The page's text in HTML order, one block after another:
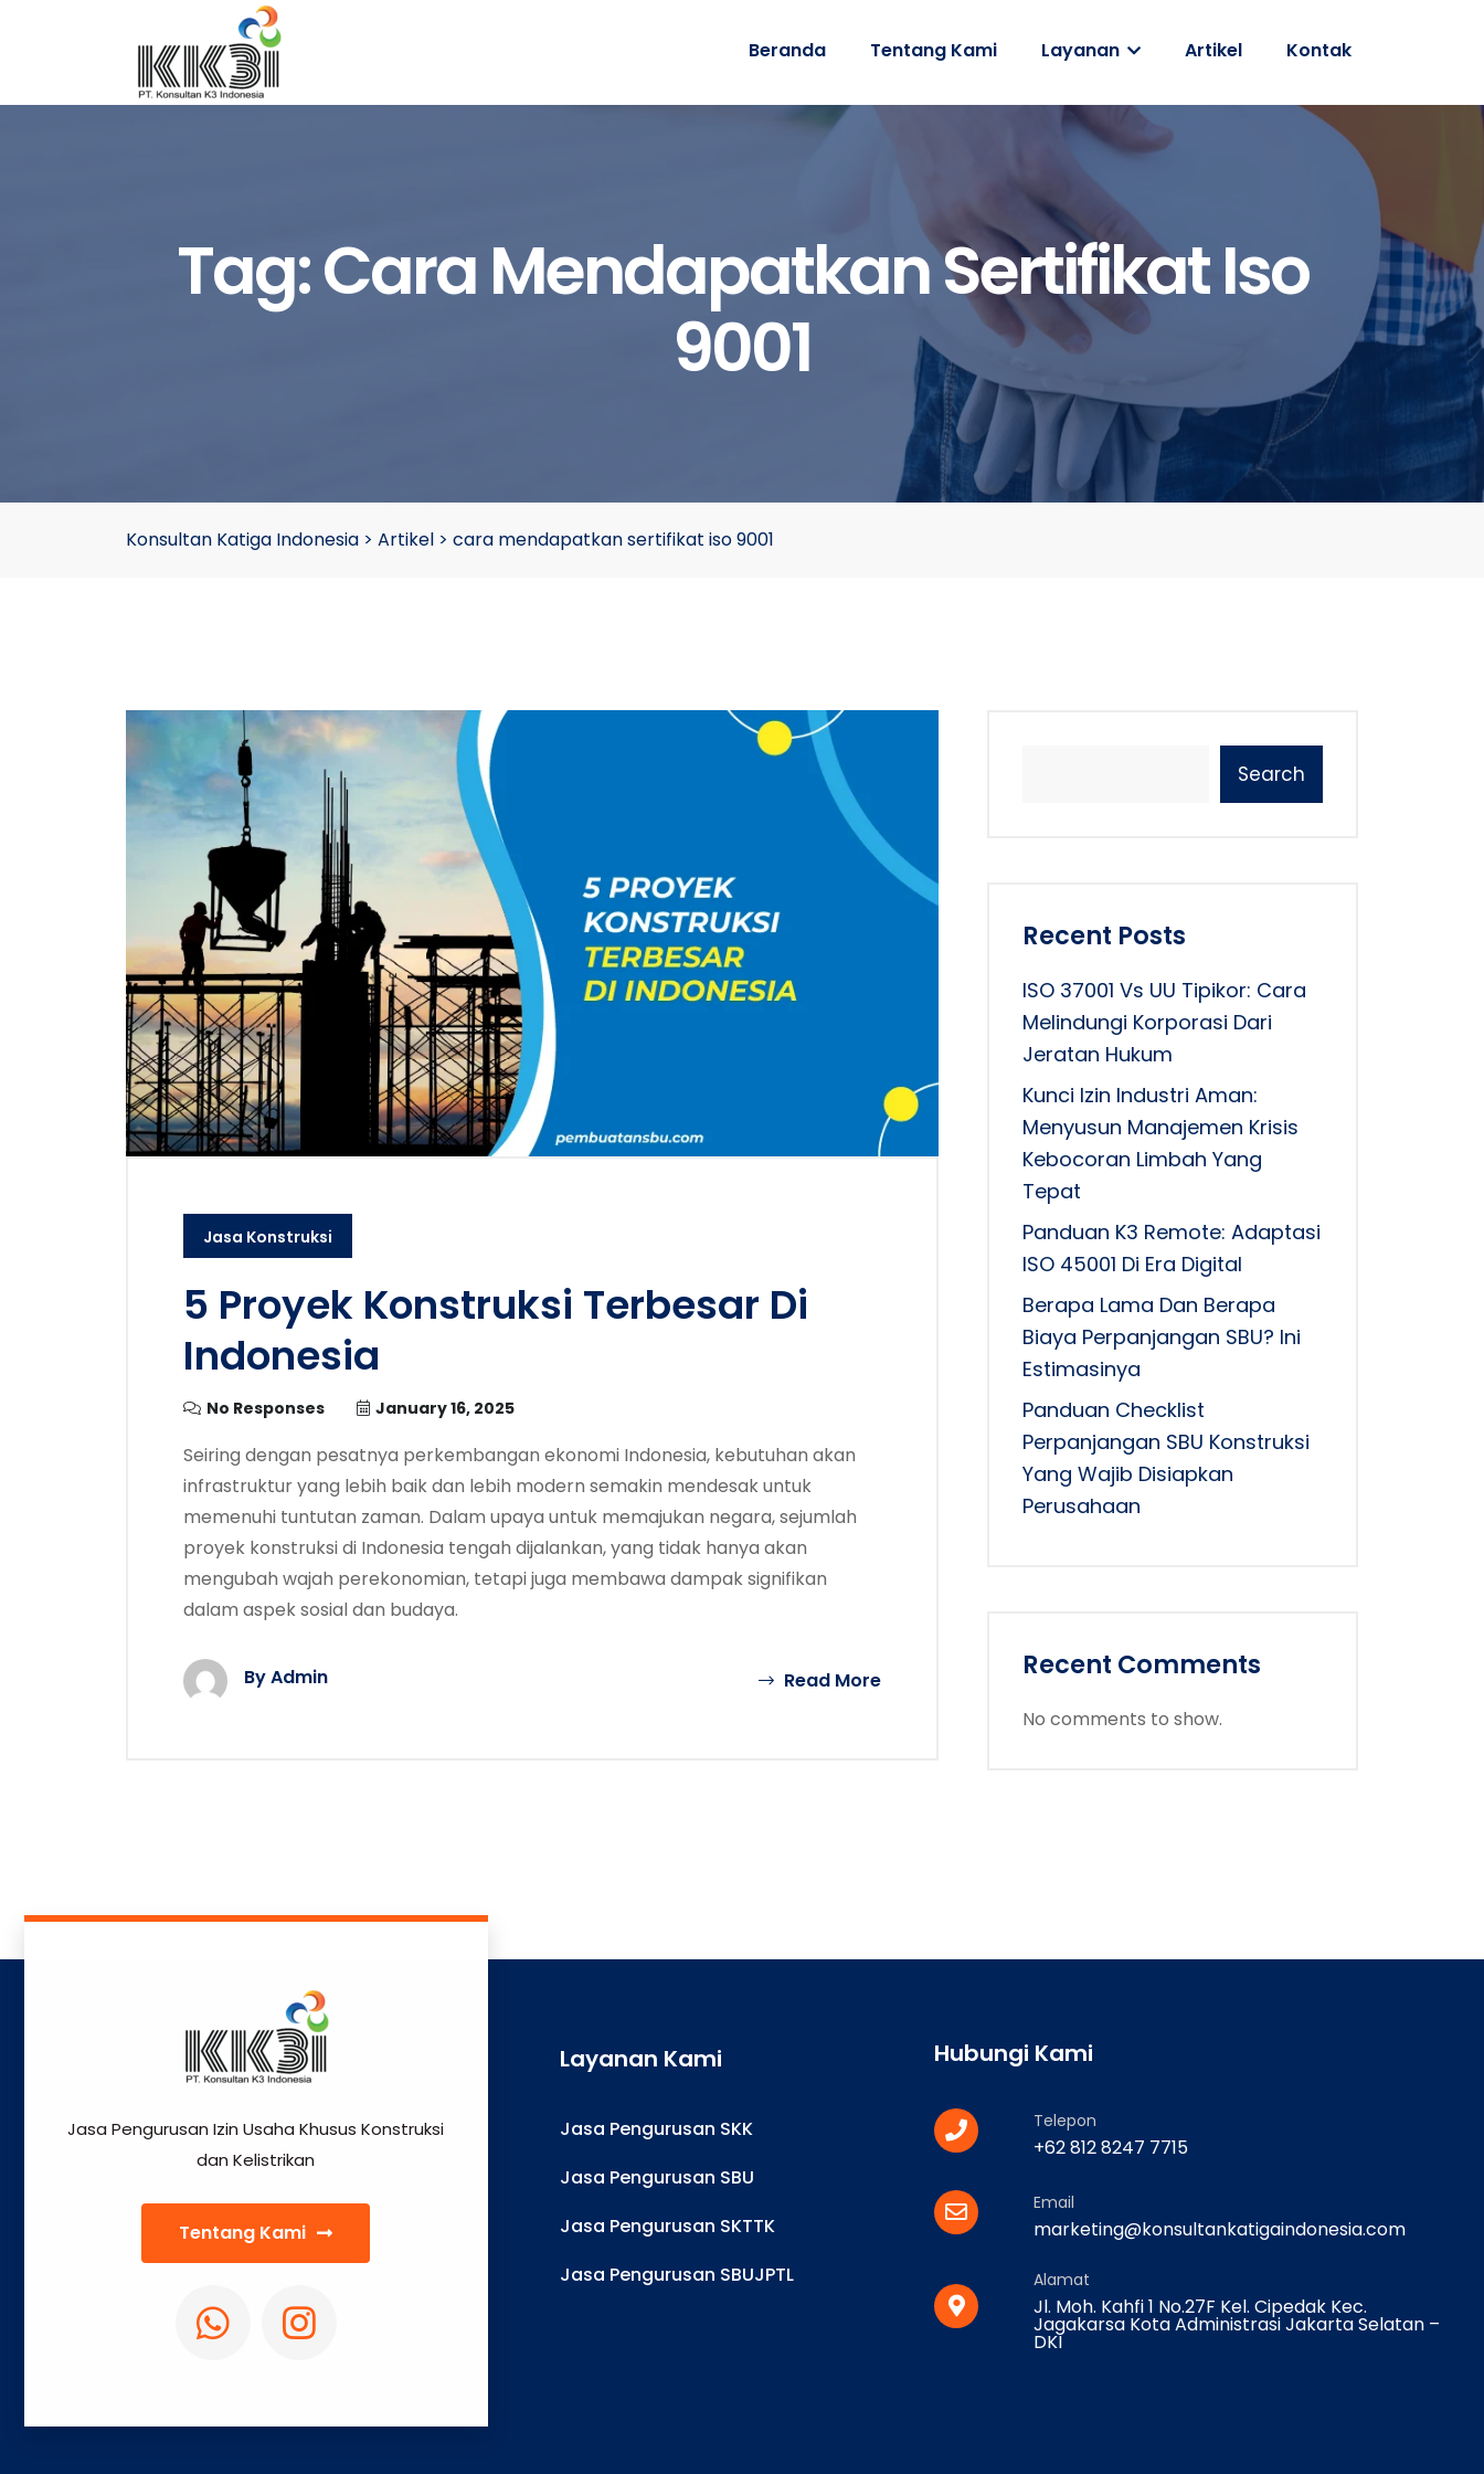
Beranda Tentang Kami Layanan Artikel Kontak
Tag:Cara Mendapatkan Sertifikat Iso
9001
Konsultan Katiga Indonesia > Artikel > cara mendapatkan sertifikat iso 9001
Jasa Konstruksi
5 Proyek Konstruksi Terbesar Di
Indonesia
No Responses January 16, 2025
Seiring dengan pesatnya perkembangan ekonomi Indonesia, kebutuhan akan
infrastruktur yang lebih baik dan lebih modern semakin mendesak untuk
memenuhi tuntutan zaman. Dalam upaya untuk memajukan negara, sejumlah
proyek konstruksi di Indonesia tengah dijalankan, yang tidak hanya akan
mengubah wajah perekonomian, tetapi juga membawa dampak signifikan
dalam aspek sosial dan budaya.
By Admin Read More
Search
Recent Posts
ISO 37001 Vs UU Tipikor: Cara
Melindungi Korporasi Dari
Jeratan Hukum
Kunci Izin Industri Aman:
Menyusun Manajemen Krisis
Kebocoran Limbah Yang
Tepat
Panduan K3 Remote: Adaptasi
ISO 45001 Di Era Digital
Berapa Lama Dan Berapa
Biaya Perpanjangan SBU? Ini
Estimasinya
Panduan Checklist
Perpanjangan SBU Konstruksi
Yang Wajib Disiapkan
Perusahaan
Recent Comments
No comments to show.
Jasa Pengurusan Izin Usaha Khusus Konstruksi
dan Kelistrikan
Tentang Kami
Layanan Kami
Jasa Pengurusan SKK
Jasa Pengurusan SBU
Jasa Pengurusan SKTTK
Jasa Pengurusan SBUJPTL
Hubungi Kami
Telepon
+62 812 8247 7715
Email
marketing@konsultankatigaindonesia.com
Alamat
Jl. Moh. Kahfi 1 No.27F Kel. Cipedak Kec.
Jagakarsa Kota Administrasi Jakarta Selatan –
DKI